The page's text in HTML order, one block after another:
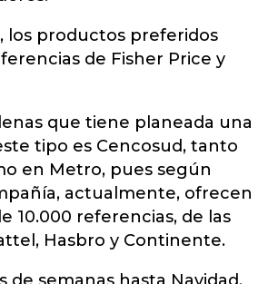
los productos preferidos
de Fisher Price y
que tiene planeada una
tipo es Cencosud, tanto
en Metro, pues según
actualmente, ofrecen
10.000 referencias, de las
Hasbro y Continente.